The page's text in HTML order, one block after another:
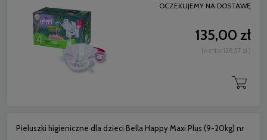
OCZEKUJEMY NA DOSTAWĘ
135,00 zł
(netto: 128,57 zł )
Pieluszki higieniczne dla dzieci Bella Happy Maxi Plus (9-20kg) nr